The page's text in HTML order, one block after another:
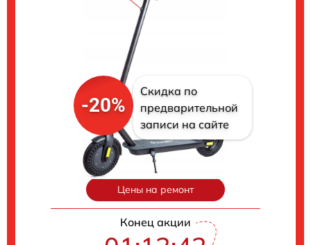
-20%
Скидка по
предварительной
записи на сайте
Цены на ремонт
Конец акции